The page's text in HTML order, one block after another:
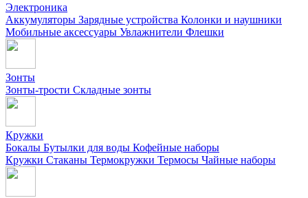
Электроника
Аккумуляторы Зарядные устройства Колонки и наушники
Мобильные аксессуары Увлажнители Флешки
Зонты
Зонты-трости Складные зонты
Кружки
Бокалы Бутылки для воды Кофейные наборы
Кружки Стаканы Термокружки Термосы Чайные наборы